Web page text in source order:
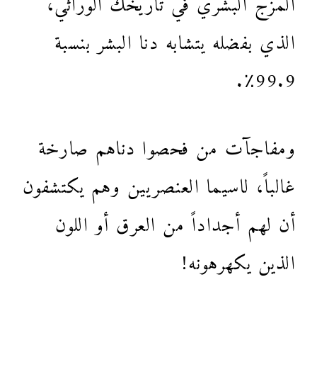
الذي بفضله يتشابه دنا البشر بنسبة
99.9٪.
ومفاجآت من فحصوا دناهم صارخة
غالباً، لاسيما العنصريين وهم يكتشفون
أن لهم أجداداً من العرق أو اللون
الذين يكهرهونه!